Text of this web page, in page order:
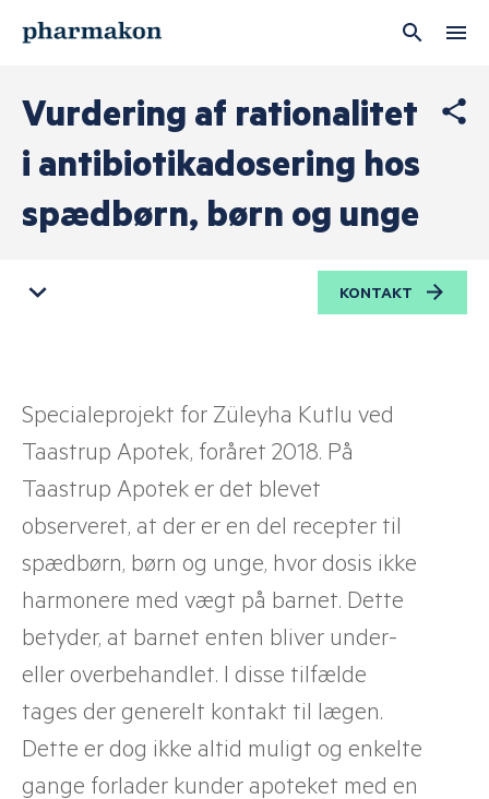
Adgangskode
Vurdering af rationalitet
i antibiotikadosering hos
spædbørn, børn og unge
KONTAKT
Specialeprojekt for Züleyha Kutlu ved
Taastrup Apotek, foråret 2018. På
Taastrup Apotek er det blevet
observeret, at der er en del recepter til
spædbørn, børn og unge, hvor dosis ikke
harmonere med vægt på barnet. Dette
betyder, at barnet enten bliver under-
eller overbehandlet. I disse tilfælde
tages der generelt kontakt til lægen.
Dette er dog ikke altid muligt og enkelte
gange forlader kunder apoteket med en